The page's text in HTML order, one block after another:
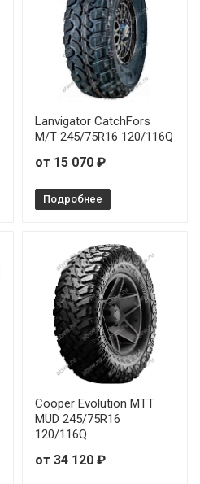
Lanvigator CatchFors
M/T 245/75R16 120/116Q
от 15 070 ₽
Подробнее
Cooper Evolution MTT
MUD 245/75R16
120/116Q
от 34 120 ₽